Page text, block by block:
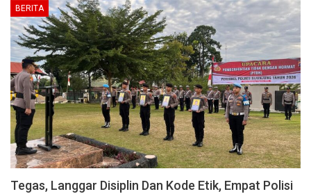
BERITA
Tegas, Langgar Disiplin Dan Kode Etik, Empat Polisi